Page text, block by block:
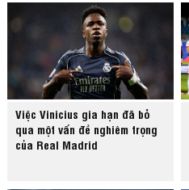
Việc Vinicius gia hạn đã bỏ
qua một vấn đề nghiêm trọng
của Real Madrid